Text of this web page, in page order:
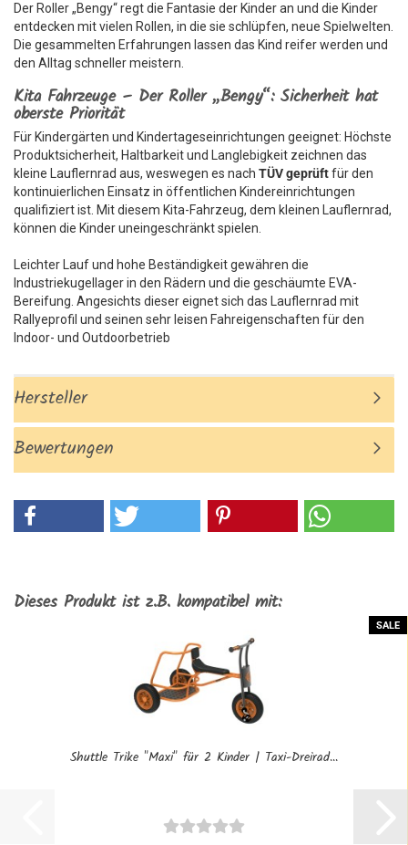
Der Roller „Bengy“ regt die Fantasie der Kinder an und die Kinder
entdecken mit vielen Rollen, in die sie schlüpfen, neue Spielwelten.
Die gesammelten Erfahrungen lassen das Kind reifer werden und
den Alltag schneller meistern.
Kita Fahrzeuge – Der Roller „Bengy“: Sicherheit hat
oberste Priorität
Für Kindergärten und Kindertageseinrichtungen geeignet: Höchste
Produktsicherheit, Haltbarkeit und Langlebigkeit zeichnen das
kleine Lauflernrad aus, weswegen es nach TÜV geprüftfür den
kontinuierlichen Einsatz in öffentlichen Kindereinrichtungen
qualifiziert ist. Mit diesem Kita-Fahrzeug, dem kleinen Lauflernrad,
können die Kinder uneingeschränkt spielen.
Leichter Lauf und hohe Beständigkeit gewähren die
Industriekugellager in den Rädern und die geschäumte EVA-
Bereifung. Angesichts dieser eignet sich das Lauflernrad mit
Rallyeprofil und seinen sehr leisen Fahreigenschaften für den
Indoor- und Outdoorbetrieb
Hersteller
Bewertungen
Dieses Produkt ist z.B. kompatibel mit:
SALE
Shuttle Trike "Maxi" für 2 Kinder | Taxi-Dreirad...